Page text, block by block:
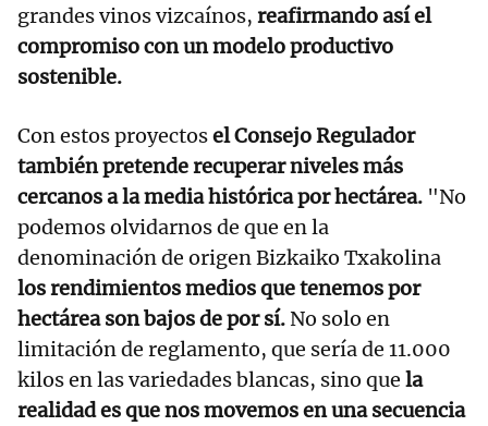
grandes vinos vizcaínos, reafirmando así el
compromiso con un modelo productivo
sostenible.
Con estos proyectosel Consejo Regulador
también pretende recuperar niveles más
cercanos a la media histórica por hectárea. "No
podemos olvidarnos de que en la
denominación de origen Bizkaiko Txakolina
los rendimientos medios que tenemos por
hectárea son bajos de por sí. No solo en
limitación de reglamento, que sería de 11.000
kilos en las variedades blancas, sino que la
realidad es que nos movemos en una secuencia